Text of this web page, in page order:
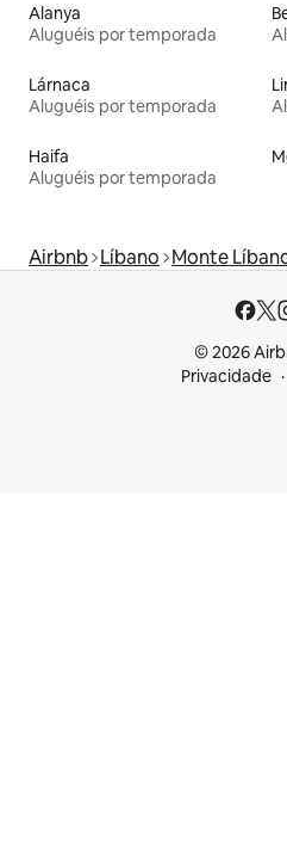
Alanya
Aluguéis por temporada
Lárnaca
Aluguéis por temporada
Haifa
Aluguéis por temporada
Airbnb Líbano Monte
© 2026
Privacidade